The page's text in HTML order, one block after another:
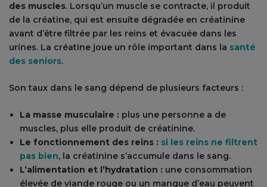
des muscles. Lorsqu’un muscle se contracte, il produit
de la créatine, qui est ensuite dégradée en créatinine
avant d’être filtrée par les reins et évacuée dans les
urines. La créatine joue un rôle important dans la santé
des seniors.
Son taux dans le sang dépend de plusieurs facteurs :
La masse musculaire : plus une personne a de
muscles, plus elle produit de créatinine.
Le fonctionnement des reins : si les reins ne filtrent
pas bien, la créatinine s’accumule dans le sang.
L’alimentation et l’hydratation : une consommation
élevée de viande rouge ou un manque d’eau peuvent